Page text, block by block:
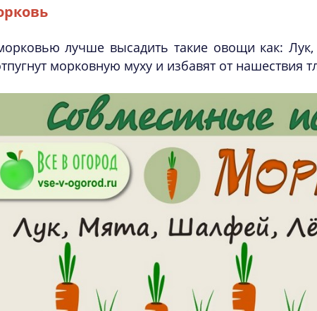
лучше высадить такие овощи как:
морковную муху и избавят от нашествия